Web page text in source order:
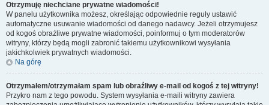
Otrzymuję niechciane prywatne wiadomości!
W panelu użytkownika możesz, określając odpowiednie reguły ustawić
automatyczne usuwanie wiadomości od danego nadawcy. Jeżeli otrzymujesz
od kogoś obraźliwe prywatne wiadomości, poinformuj o tym moderatorów
witryny, którzy będą mogli zabronić takiemu użytkownikowi wysyłania
jakichkolwiek prywatnych wiadomości.
Na górę
Otrzymałem/otrzymałam spam lub obraźliwy e-mail od kogoś z tej witryny!
Przykro nam z tego powodu. System wysyłania e-maili witryny zawiera